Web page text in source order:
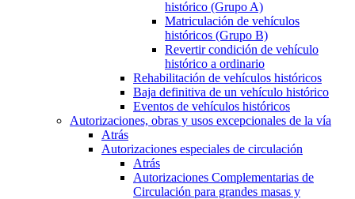
histórico (Grupo A)
Matriculación de vehículos
históricos (Grupo B)
Revertir condición de vehículo
histórico a ordinario
Rehabilitación de vehículos históricos
Baja definitiva de un vehículo histórico
Eventos de vehículos históricos
Autorizaciones, obras y usos excepcionales de la vía
Atrás
Autorizaciones especiales de circulación
Atrás
Autorizaciones Complementarias de
Circulación para grandes masas y